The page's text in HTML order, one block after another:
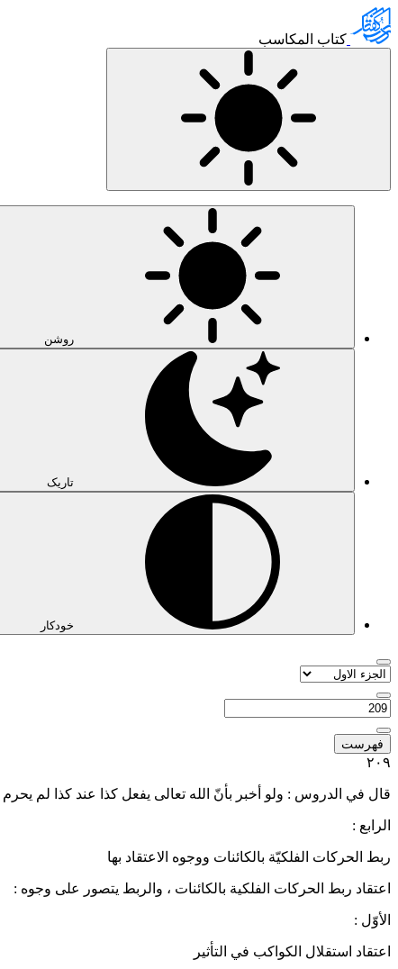
کتاب المکاسب
فهرست
٢٠٩
قال في الدروس : ولو أخبر بأنّ الله تعالى يفعل كذا عند كذا لم
الرابع :
ربط الحركات الفلكيّة بالكائنات ووجوه الاعتقاد بها
اعتقاد ربط الحركات الفلكية بالكائنات ، والربط يتصور على وجوه :
الأوّل :
اعتقاد استقلال الكواكب في التأثير